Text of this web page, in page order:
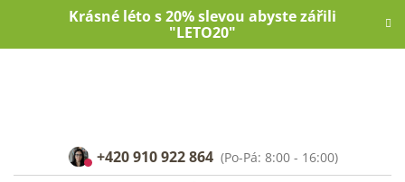
Krásné léto s 20% slevou abyste zářili
"LETO20"
+420 910 922 864